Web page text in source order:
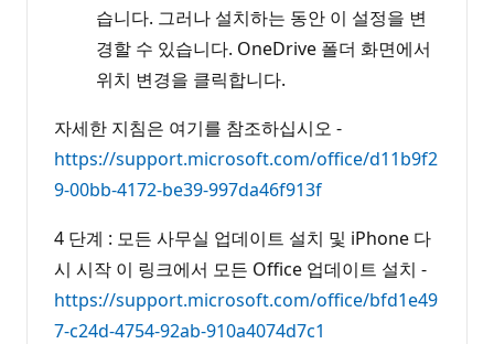
습니다. 그러나 설치하는 동안 이 설정을 변
경할 수 있습니다. OneDrive 폴더 화면에서
위치 변경을 클릭합니다.
자세한 지침은 여기를 참조하십시오 -
https://support.microsoft.com/office/d11b9f2
9-00bb-4172-be39-997da46f913f
4 단계 : 모든 사무실 업데이트 설치 및 iPhone 다
시 시작 이 링크에서 모든 Office 업데이트 설치 -
https://support.microsoft.com/office/bfd1e49
7-c24d-4754-92ab-910a4074d7c1